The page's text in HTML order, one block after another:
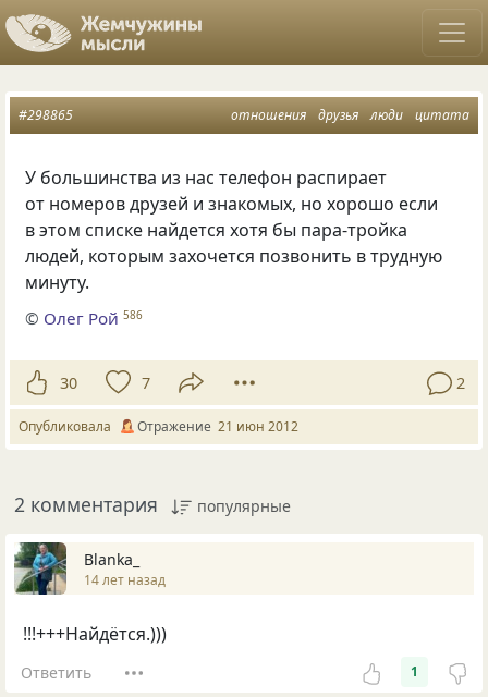
отношения друзья люди цитата
#298865
У большинства из нас телефон распирает
от номеров друзей и знакомых, но хорошо если
в этом списке найдется хотя бы пара-тройка
людей, которым захочется позвонить в трудную
минуту.
© Олег Рой 586
30 7 2
Опубликовала Отражение 21 июн 2012
2 комментария популярные
Blanka_
14 лет назад
!!!+++Найдётся.)))
Ответить 1